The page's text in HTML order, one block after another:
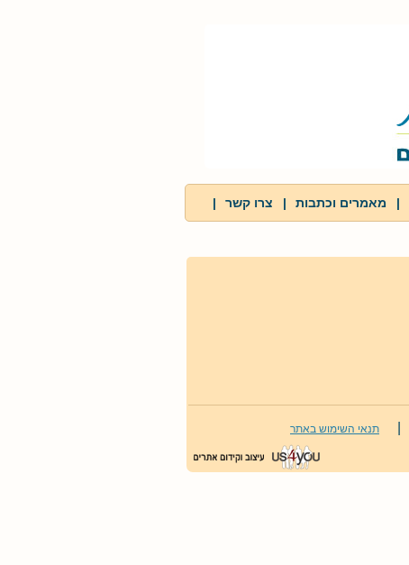
| מאמרים וכתבות | צרו קשר |
תנאי השימוש באתר